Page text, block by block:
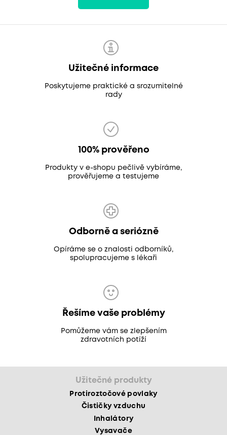
Užitečné informace
Poskytujeme praktické a srozumitelné
rady
100% prověřeno
Produkty v e-shopu pečlivě vybíráme,
prověřujeme a testujeme
Odborně a seriózně
Opíráme se o znalosti odborníků,
spolupracujeme s lékaři
Řešíme vaše problémy
Pomůžeme vám se zlepšením
zdravotních potíží
Užitečné produkty
Protiroztočové povlaky
Čističky vzduchu
Inhalátory
Vysavače